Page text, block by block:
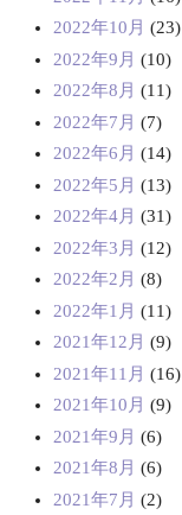
2022年10月 (23)
2022年9月 (10)
2022年8月 (11)
2022年7月 (7)
2022年6月 (14)
2022年5月 (13)
2022年4月 (31)
2022年3月 (12)
2022年2月 (8)
2022年1月 (11)
2021年12月 (9)
2021年11月 (16)
2021年10月 (9)
2021年9月 (6)
2021年8月 (6)
2021年7月 (2)